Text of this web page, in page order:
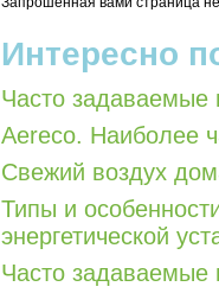
Интересно
Часто задаваемые
Aereco. Наиболее
Свежий воздух
Типы и
энергетической
Часто задаваемые